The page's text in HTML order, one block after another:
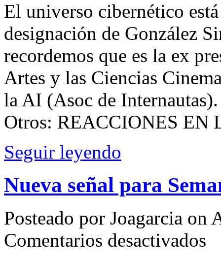
El universo cibernético
designación de González
recordemos que es la ex
Artes y las Ciencias
la AI (Asoc de
Otros: REACCIONES
Seguir leyendo
Nueva señal para
Posteado por Joagarcia on
Comentarios desactivados